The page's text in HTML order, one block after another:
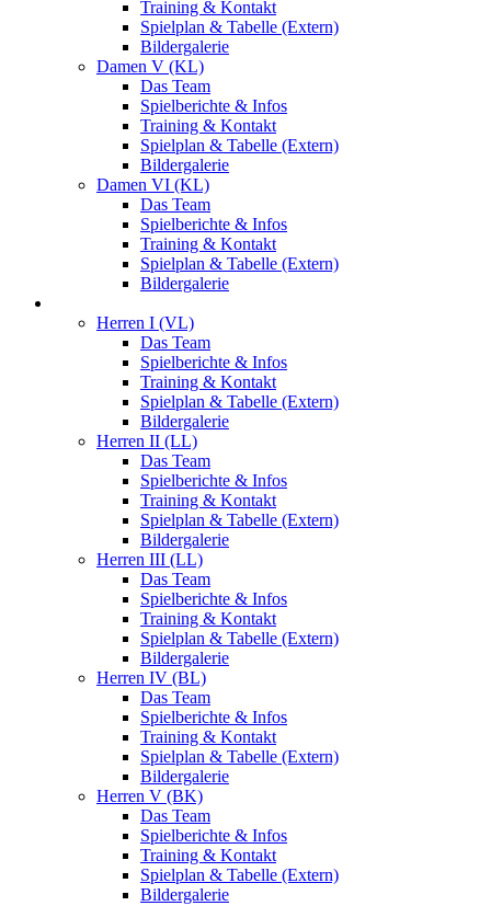
Training & Kontakt
Spielplan & Tabelle (Extern)
Bildergalerie
Damen V (KL)
Das Team
Spielberichte & Infos
Training & Kontakt
Spielplan & Tabelle (Extern)
Bildergalerie
Damen VI (KL)
Das Team
Spielberichte & Infos
Training & Kontakt
Spielplan & Tabelle (Extern)
Bildergalerie
Herren I (VL)
Das Team
Spielberichte & Infos
Training & Kontakt
Spielplan & Tabelle (Extern)
Bildergalerie
Herren II (LL)
Das Team
Spielberichte & Infos
Training & Kontakt
Spielplan & Tabelle (Extern)
Bildergalerie
Herren III (LL)
Das Team
Spielberichte & Infos
Training & Kontakt
Spielplan & Tabelle (Extern)
Bildergalerie
Herren IV (BL)
Das Team
Spielberichte & Infos
Training & Kontakt
Spielplan & Tabelle (Extern)
Bildergalerie
Herren V (BK)
Das Team
Spielberichte & Infos
Training & Kontakt
Spielplan & Tabelle (Extern)
Bildergalerie